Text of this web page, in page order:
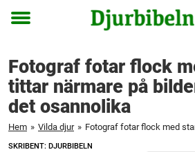
Toggle
Fotograf fotar flock
tittar närmare på
det osannolika
Hem » Vilda djur »
SKRIBENT: DJURBIBELN